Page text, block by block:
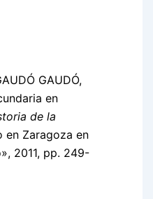
GAUDÓ,
en
de la
en Zaragoza en
2011, pp. 249-